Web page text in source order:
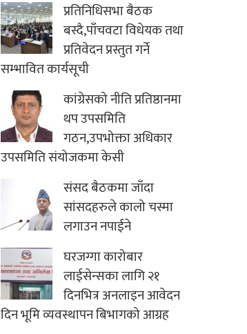
प्रतिनिधिसभा बैठक
बस्दै,पाँचवटा विधेयक तथा
प्रतिवेदन प्रस्तुत गर्ने
सम्भावित कार्यसूची
कांग्रेसको नीति प्रतिष्ठानमा
थप उपसमिति
गठन,उपभोक्ता अधिकार
उपसमिति संयोजकमा केसी
संसद बैठकमा जाँदा
सांसदहरुले कालो चस्मा
लगाउन नपाईने
घरजग्गा कारोबार
लाईसेन्सका लागि २१
दिनभित्र अनलाइन आवेदन
दिन भूमि व्यवस्थापन बिभागको आग्रह